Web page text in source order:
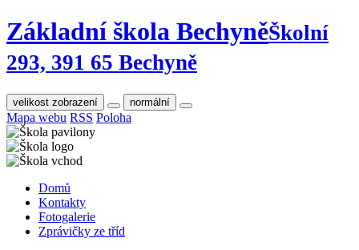
Základní škola BechyněŠkolní
293, 391 65 Bechyně
velikost zobrazení normální
Mapa webu RSS Poloha
Domů
Kontakty
Fotogalerie
Zprávičky ze tříd